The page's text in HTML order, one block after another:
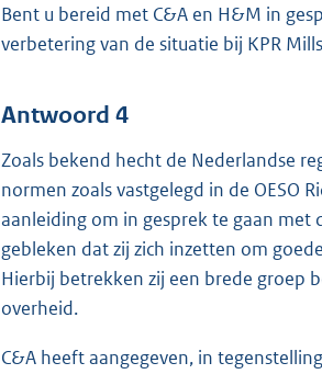
Bent u bereid met C&A en H&M in
verbetering van de situatie bij KPR
Antwoord 4
Zoals bekend hecht de Nederlandse
normen zoals vastgelegd in de OESO
aanleiding om in gesprek te gaan met
gebleken dat zij zich inzetten om
Hierbij betrekken zij een brede groep
overheid.
C&A heeft aangegeven, in